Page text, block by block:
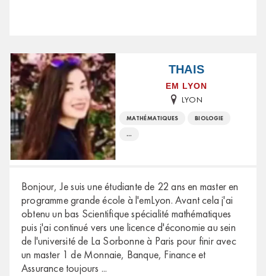
THAIS
EM LYON
LYON
MATHÉMATIQUES BIOLOGIE
...
Bonjour, Je suis une étudiante de 22 ans en master en
programme grande école à l'emLyon. Avant cela j'ai
obtenu un bas Scientifique spécialité mathématiques
puis j'ai continué vers une licence d'économie au sein
de l'université de La Sorbonne à Paris pour finir avec
un master 1 de Monnaie, Banque, Finance et
Assurance toujours ...